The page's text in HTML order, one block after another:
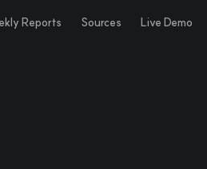
Reports Sources Live Demo